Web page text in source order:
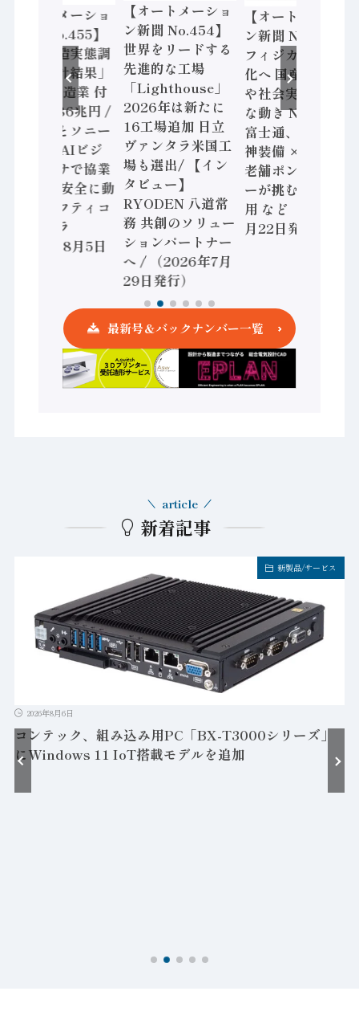
【オートメーショ
ン新聞 No.455】
「経済構造実態調
査二次集計結果」
2024年製造業 付
加価値額86兆円 /
三菱電機とソニー
セミコン AIビジ
ョンセンサで協業
/ IDEC、安全に動
かすセーフティコ
ントローラ
（2026年8月5日
【オートメーショ
ン新聞 No.454】
世界をリードする
先進的な工場
「Lighthouse」
2026年は新たに
16工場追加 日立
ヴァンタラ米国工
場も選出/ 【イン
タビュー】
RYODEN 八道常
務 共創のソリュー
ションパートナー
へ / （2026年7月
29日発行）
【オートメーショ
ン新聞 No.453】
フィジカルAI本格
化へ 国産AI開発
や社会実装に活発
な動き Noetra、
富士通、日立 / 兵
神装備 × HMS、
老舗ポンプメーカ
ーが挑むデータ活
用 など（2026年7
月22日発行）
最新号＆バックナンバー一覧
新着記事
article
新製品/サービス
2026年8月6日
コンテック、組み込み用PC「BX-T3000シリーズ」
にWindows 11 IoT搭載モデルを追加